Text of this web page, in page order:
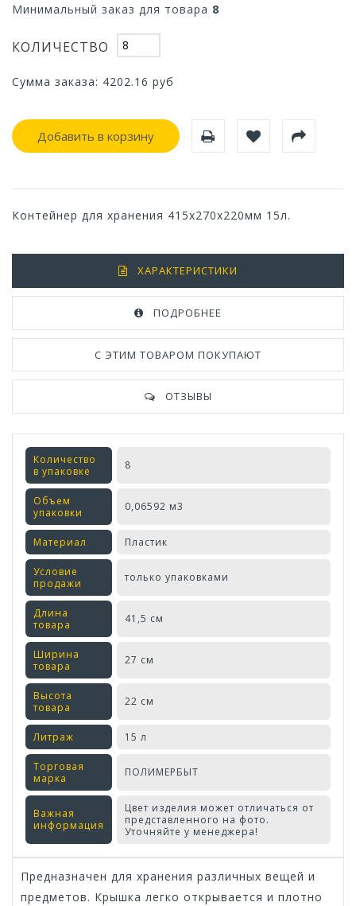
Минимальный заказ для товара 8
КОЛИЧЕСТВО
Сумма заказа: 4202.16 руб
Добавить в корзину
Контейнер для хранения 415х270х220мм 15л.
ХАРАКТЕРИСТИКИ
ПОДРОБНЕЕ
С ЭТИМ ТОВАРОМ ПОКУПАЮТ
ОТЗЫВЫ
Количество
в упаковке
8
Объем
упаковки
0,06592 м3
Материал Пластик
Условие
продажи
только упаковками
Длина
товара
41,5 см
Ширина
товара
27 см
Высота
товара
22 см
Литраж 15 л
Торговая
марка
ПОЛИМЕРБЫТ
Важная
информация
Цвет изделия может отличаться от
представленного на фото.
Уточняйте у менеджера!
Предназначен для хранения различных вещей и
предметов. Крышка легко открывается и плотно